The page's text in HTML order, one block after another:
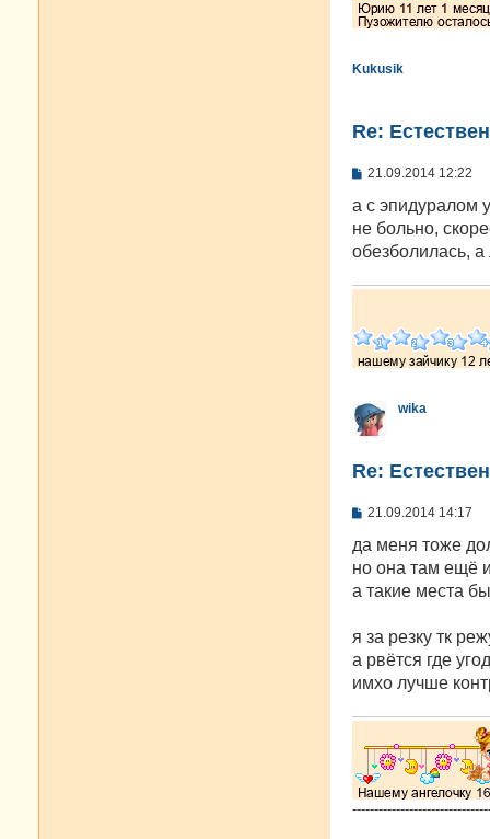
Kukusik
Re:
С
о
щ
е
21.09.2014 12:22
а с эпидуралом
не больно,
обезболилась,
wika
Re:
С
о
щ
е
е
21.09.2014 14:17
да меня тоже
но она там ещё
а такие места
я за резку тк
а рвётся где
имхо лучше